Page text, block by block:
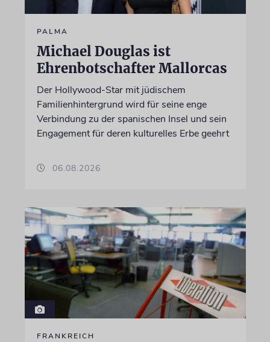
PALMA
Michael Douglas ist
Ehrenbotschafter Mallorcas
Der Hollywood-Star mit jüdischem
Familienhintergrund wird für seine enge
Verbindung zu der spanischen Insel und sein
Engagement für deren kulturelles Erbe geehrt
06.08.2026
FRANKREICH